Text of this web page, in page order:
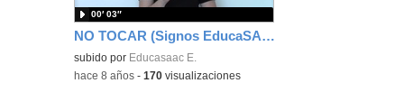
NO TOCAR (Signos EducaSAAC)
subido por Educasaac E.
00′ 03″
-hace 8 años -170 visualizaciones